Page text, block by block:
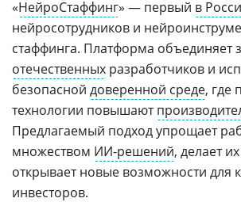
«НейроСтаффинг» — первый в
нейросотрудников и
стаффинга. Платформа объединяет
отечественных разработчиков и
безопасной доверенной среде, где
технологии повышают
Предлагаемый подход упрощает
множеством ИИ-решений, делает
открывает новые возможности для
инвесторов.